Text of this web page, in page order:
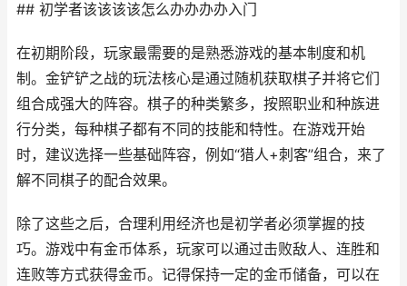
## 初学者该该该该怎么办办办办入门
在初期阶段，玩家最需要的是熟悉游戏的基本制度和机
制。金铲铲之战的玩法核心是通过随机获取棋子并将它们
组合成强大的阵容。棋子的种类繁多，按照职业和种族进
行分类，每种棋子都有不同的技能和特性。在游戏开始
时，建议选择一些基础阵容，例如“猎人+刺客”组合，来了
解不同棋子的配合效果。
除了这些之后，合理利用经济也是初学者必须掌握的技
巧。游戏中有金币体系，玩家可以通过击败敌人、连胜和
连败等方式获得金币。记得保持一定的金币储备，可以在